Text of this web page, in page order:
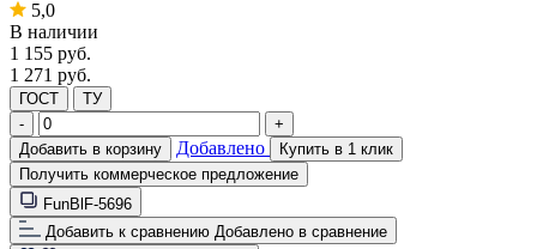
5,0
В наличии
1 155 руб.
1 271 руб.
ГОСТ
ТУ
-
+
Добавить в корзину
Добавлено
Купить в 1 клик
Получить коммерческое предложение
FunBlF-5696
Добавить к сравнению Добавлено в сравнение